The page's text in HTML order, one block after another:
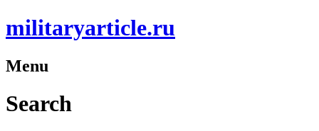
militaryarticle.ru
Menu
Search